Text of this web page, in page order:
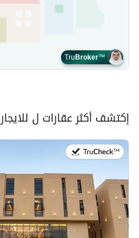
TruBroker™
إكتشف أكثر عقارات ل للايجار